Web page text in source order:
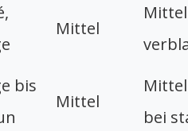
Mittel
bis
Mittel
bei